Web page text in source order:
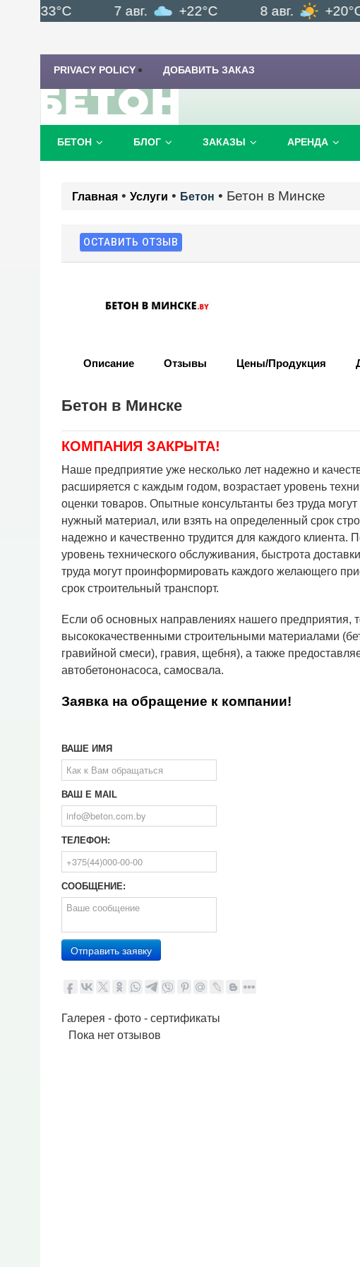
+33°C 7 авг. +22°C 8 авг. +20°C
PRIVACY POLICY ДОБАВИТЬ ЗАКАЗ
БЕТОН БЛОГ ЗАКАЗЫ АРЕНДА
Главная • Услуги • Бетон • Бетон в Минске
ОСТАВИТЬ ОТЗЫВ
Описание Отзывы Цены/Продукция
Бетон в Минске
КОМПАНИЯ ЗАКРЫТА!
Наше предприятие уже несколько лет надежно и
расширяется с каждым годом, возрастает уровень
оценки товаров. Опытные консультанты без труда
нужный материал, или взять на определенный срок
надежно и качественно трудится для каждого клиента.
уровень технического обслуживания, быстрота
труда могут проинформировать каждого желающего
срок строительный транспорт.
Если об основных направлениях нашего предприятия,
высококачественными строительными материалами
гравийной смеси), гравия, щебня), а также
автобетононасоса, самосвала.
Заявка на обращение к компании!
ВАШЕ ИМЯ
ВАШ E MAIL
ТЕЛЕФОН:
СООБЩЕНИЕ:
Отправить заявку
Галерея - фото - сертификаты
Пока нет отзывов